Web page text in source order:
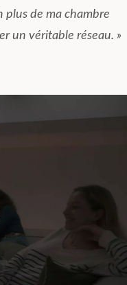
plus de ma chambre
un véritable réseau. »